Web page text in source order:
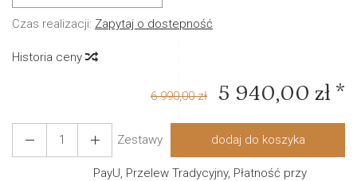
Czas realizacji: Zapytaj o dostepność
Historia ceny
6 990,00 zł 5 940,00 zł *
Zestawy dodaj do koszyka
PayU, Przelew Tradycyjny, Płatność przy